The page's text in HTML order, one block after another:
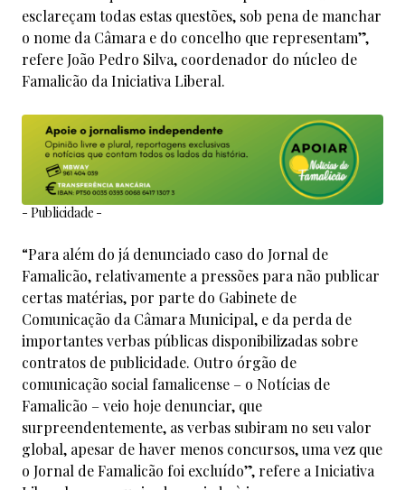
esclareçam todas estas questões, sob pena de manchar
o nome da Câmara e do concelho que representam”,
refere João Pedro Silva, coordenador do núcleo de
Famalicão da Iniciativa Liberal.
- Publicidade -
“Para além do já denunciado caso do Jornal de
Famalicão, relativamente a pressões para não publicar
certas matérias, por parte do Gabinete de
Comunicação da Câmara Municipal, e da perda de
importantes verbas públicas disponibilizadas sobre
contratos de publicidade. Outro órgão de
comunicação social famalicense – o Notícias de
Famalicão – veio hoje denunciar, que
surpreendentemente, as verbas subiram no seu valor
global, apesar de haver menos concursos, uma vez que
o Jornal de Famalicão foi excluído”, refere a Iniciativa